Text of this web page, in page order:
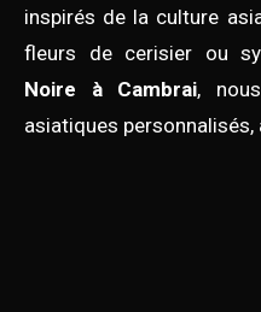
inspirés de la culture
fleurs de cerisier ou
Noire à Cambrai,
asiatiques